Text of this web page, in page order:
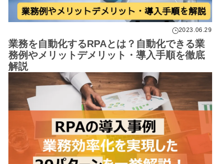
2023.06.29
業務を自動化するRPAとは？自動化できる業
務例やメリットデメリット・導入手順を徹底
解説